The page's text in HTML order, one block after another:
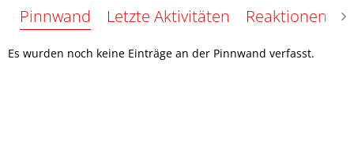
Pinnwand Letzte Aktivitäten Reaktionen
Es wurden noch keine Einträge an der Pinnwand verfasst.